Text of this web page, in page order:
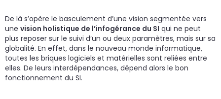
De là s’opère le basculement d’une vision segmentée vers
une vision holistique de l’infogérance du SI qui ne peut
plus reposer sur le suivi d’un ou deux paramètres, mais sur sa
globalité. En effet, dans le nouveau monde informatique,
toutes les briques logiciels et matérielles sont reliées entre
elles. De leurs interdépendances, dépend alors le bon
fonctionnement du SI.